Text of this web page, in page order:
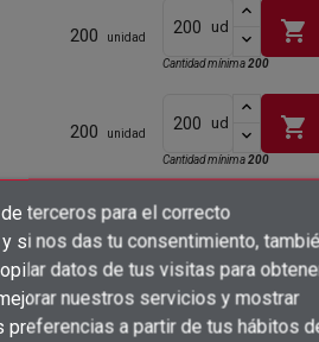
lista de deseos×
deseos ×
de deseos
×
productos en su lista de deseos.
terceros para el correcto
si nos das tu consentimiento,
datos de tus visitas para
nuestros servicios y mostrar
preferencias a partir de tus hábitos
200 unidad
ud shopping_cart
Cantidad mínima200
200 unidad
ud shopping_cart
Cantidad mínima200
200 ud
200 unidad shopping_cart